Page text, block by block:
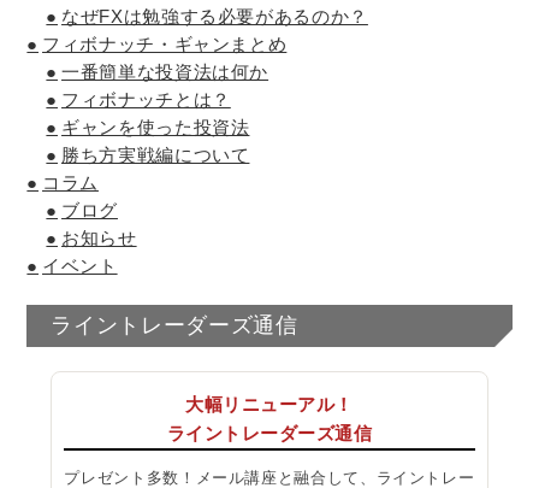
なぜFXは勉強する必要があるのか？
フィボナッチ・ギャンまとめ
一番簡単な投資法は何か
フィボナッチとは？
ギャンを使った投資法
勝ち方実戦編について
コラム
ブログ
お知らせ
イベント
ライントレーダーズ通信
大幅リニューアル！
ライントレーダーズ通信
プレゼント多数！メール講座と融合して、ライントレー